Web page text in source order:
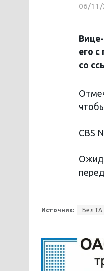
06/11/
его
со
CBS
Источник: БелТА